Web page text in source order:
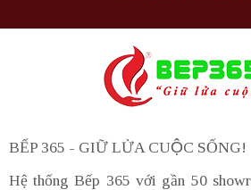
BẾP 365 - GIỮ LỬA CUỘC SỐNG!
Hệ thống Bếp 365 với gần 50